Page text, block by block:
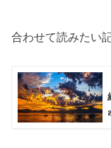
合わせて読みたい